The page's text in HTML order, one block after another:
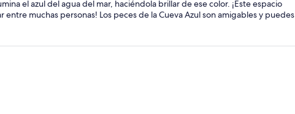
el azul del agua del mar, haciéndola brillar de ese color. ¡Este espacio
entre muchas personas! Los peces de la Cueva Azul son amigables y puedes